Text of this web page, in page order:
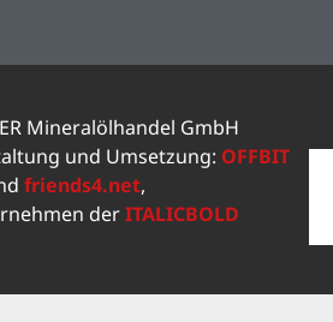
Mineralölhandel GmbH
und Umsetzung: OFFBIT
friends4.net,
derITALICBOLD